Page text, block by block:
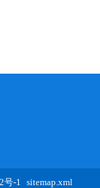
号-1 sitemap.xml